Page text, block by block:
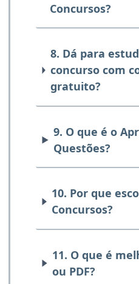
Concursos?
8. Dá para
concurso com
gratuito?
9. O que é o
Questões?
10. Por que
Concursos?
11. O que é
ou PDF?